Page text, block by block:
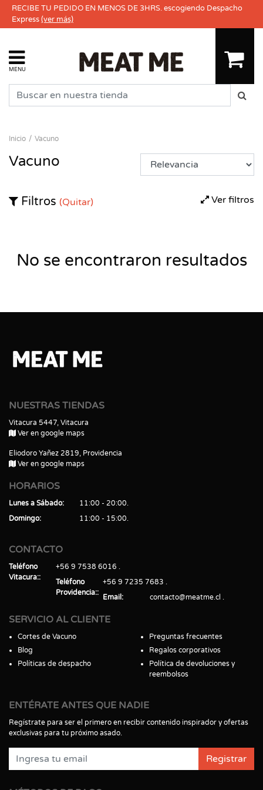
RECIBE TU PEDIDO EN MENOS DE 3HRS. escogiendo Despacho
Express(ver más)
MENU
Inicio Vacuno
Vacuno
Ver filtros
Filtros (Quitar)
No se encontraron resultados
NUESTRAS TIENDAS
Vitacura 5447, Vitacura
Ver en google maps
Eliodoro Yañez 2819, Providencia
Ver en google maps
HORARIOS
Lunes a Sábado
11:00 - 20:00
Domingo
11:00 - 15:00
CONTACTO
Teléfono
Vitacura:
+56 9 7538 6016
Teléfono
Providencia:
+56 9 7235 7683
Email
contacto@meatme.cl
SERVICIO AL CLIENTE
Cortes de Vacuno
Blog
Políticas de despacho
Preguntas frecuentes
Regalos corporativos
Política de devoluciones y
reembolsos
ENTÉRATE ANTES QUE NADIE
Regístrate para ser el primero en recibir contenido inspirador y ofertas
exclusivas para tu próximo asado.
Registrar